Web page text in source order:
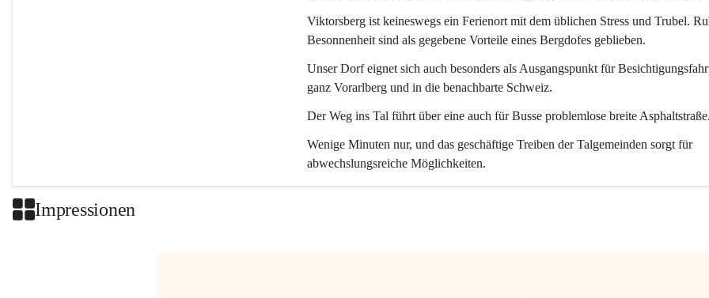
Viktorsberg ist keineswegs ein Ferienort mit dem üblichen Stress und Trubel.
Besonnenheit sind als gegebene Vorteile eines Bergdofes geblieben.
Unser Dorf eignet sich auch besonders als Ausgangspunkt für
ganz Vorarlberg und in die benachbarte Schweiz.
Der Weg ins Tal führt über eine auch für Busse problemlose breite
Wenige Minuten nur, und das geschäftige Treiben der Talgemeinden sorgt für
abwechslungsreiche Möglichkeiten.
Impressionen